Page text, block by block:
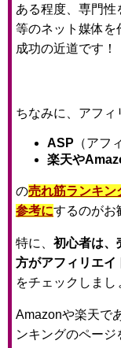
ある程度、専門性
等のネット媒体を
成功の近道です！
ちなみに、アフィ
ASP （アフ
楽天や
の売れ筋ランキン
参考にするのがお
特に、 初心者は、
方がアフィリエイ
をチェックしまし
Amazonや楽天で
ンキングのページ